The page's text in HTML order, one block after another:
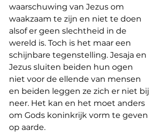
waarschuwing van Jezus om
waakzaam te zijn en niet te doen
alsof er geen slechtheid in de
wereld is. Toch is het maar een
schijnbare tegenstelling. Jesaja en
Jezus sluiten beiden hun ogen
niet voor de ellende van mensen
en beiden leggen ze zich er niet bij
neer. Het kan en het moet anders
om Gods koninkrijk vorm te geven
op aarde.